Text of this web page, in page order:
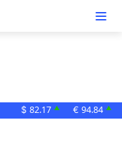
$ 82.17 ▲ € 94.84 ▲